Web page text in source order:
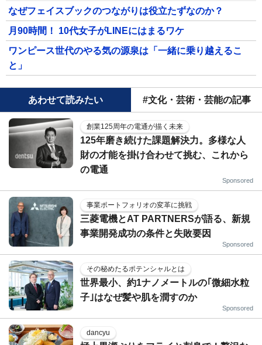
なぜフェイスブックのつながりは役立たずなのか？
月90時間！ 10代女子がLINEにはまるワケ
ワンピース世代のやる気の源泉は「一緒に乗り越えるこ
と」
あわせて読みたい #文化・芸術・芸能の記事
創業125周年の電通が描く未来
125年磨き続けた課題解決力。多様な人
財の才能を掛け合わせて挑む、これから
の電通
Sponsored
事業ポートフォリオの変革に挑戦
三菱電機とAT PARTNERSが語る、新規
事業開発成功の条件と失敗要因
Sponsored
その秘めたるポテンシャルとは
世界最小、約1ナノメートルの｢微細水粒
子｣はなぜ髪や肌を潤すのか
Sponsored
dancyu